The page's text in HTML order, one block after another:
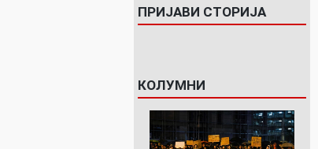
ПРИЈАВИ СТОРИЈА
КОЛУМНИ